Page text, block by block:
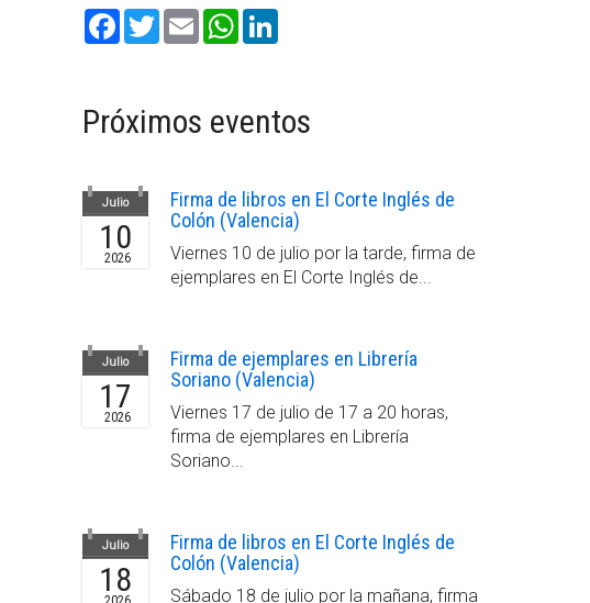
Facebook
TwitterEmail WhatsApp
Próximos eventos
Julio
10
2026
Firma de libros en El Corte Inglés de
Colón (Valencia)
Viernes 10 de julio por la tarde, firma de
ejemplares en El Corte Inglés de...
Julio
17
2026
Firma de ejemplares en Librería
Soriano (Valencia)
Viernes 17 de julio de 17 a 20 horas,
firma de ejemplares en Librería
Soriano...
Julio
18
Firma de libros en El Corte Inglés de
Colón (Valencia)
Sábado 18 de julio por la mañana, firma